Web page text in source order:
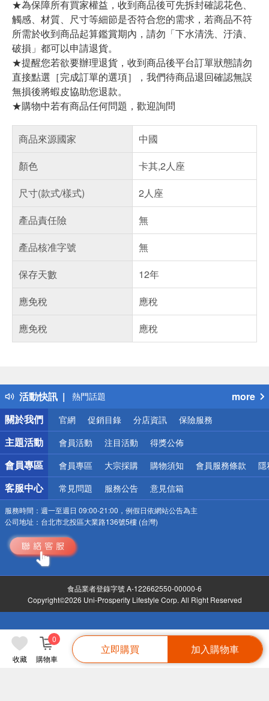
收藏 購物車
0
立即購買 加入購物車
★為保障所有買家權益，收到商品後可先拆封確認花色、
觸感、材質、尺寸等細節是否符合您的需求，若商品不符
所需於收到商品起算鑑賞期內，請勿「下水清洗、汙漬、
破損」都可以申請退貨。
★提醒您若欲要辦理退貨，收到商品後平台訂單狀態請勿
直接點選［完成訂單的選項］，我們待商品退回確認無誤
無損後將蝦皮協助您退款。
★購物中若有商品任何問題，歡迎詢問
商品來源國家
中國
顏色
卡其,2人座
尺寸(款式/樣式)
2人座
產品責任險
無
產品核准字號
無
保存天數
12年
應免稅
應稅
應免稅
應稅
活動快訊
得獎公告
熱門話題
銀行優惠
偏遠地區配送
詐騙網頁！請小心！
more
關於我們
官網 促銷目錄 分店資訊 保險服務
主題活動 會員活動 注目活動 得獎公佈
會員專區 會員專區 大宗採購 購物須知 會員服務條款 隱
客服中心 常見問題 服務公告 意見信箱
服務時間： 週一至週日 09:00-21:00，例假日依網站公告為主
公司地址： 台北市北投區大業路136號5樓 (台灣)
食品業者登錄字號 A-122662550-00000-6
Copyright©2026 Uni-Prosperity Lifestyle Corp. All Right Reserved